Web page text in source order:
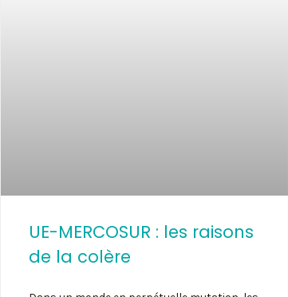
UE-MERCOSUR : les raisons
de la colère